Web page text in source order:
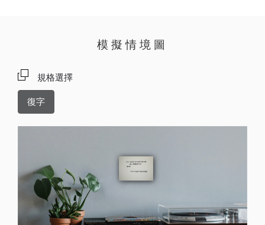
模擬情境圖
規格選擇
復字